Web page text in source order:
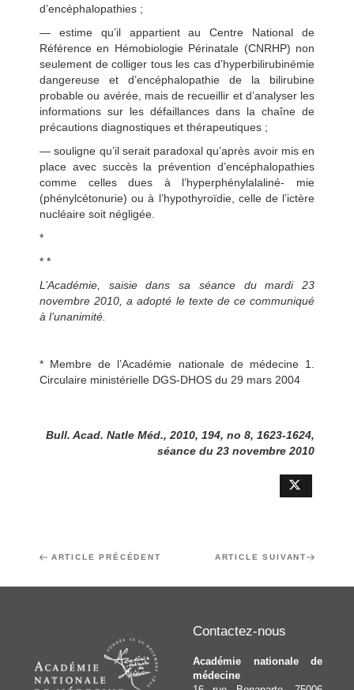
d’encéphalopathies ;
— estime qu’il appartient au Centre National de
Référence en Hémobiologie Périnatale (CNRHP) non
seulement de colliger tous les cas d’hyperbilirubinémie
dangereuse et d’encéphalopathie de la bilirubine
probable ou avérée, mais de recueillir et d’analyser les
informations sur les défaillances dans la chaîne de
précautions diagnostiques et thérapeutiques ;
— souligne qu’il serait paradoxal qu’après avoir mis en
place avec succès la prévention d’encéphalopathies
comme celles dues à l’hyperphénylalaliné- mie
(phénylcétonurie) ou à l’hypothyroïdie, celle de l’ictère
nucléaire soit négligée.
*
* *
L’Académie, saisie dans sa séance du mardi 23
novembre 2010, a adopté le texte de ce communiqué
à l’unanimité.
* Membre de l’Académie nationale de médecine 1.
Circulaire ministérielle DGS-DHOS du 29 mars 2004
Bull. Acad. Natle Méd., 2010, 194, no 8, 1623-1624,
séance du 23 novembre 2010
Navigation
l’article
Article
ARTICLE PRÉCÉDENT
Article
ARTICLE SUIVANT
Contactez-nous
Académie nationale de
médecine